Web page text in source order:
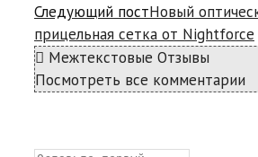
Следующий постНовый
прицельная сетка от Nightforce
Межтекстовые Отзывы
Посмотреть все комментарии